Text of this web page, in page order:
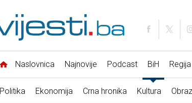
Naslovnica Najnovije Podcast BiH Regija
Politika Ekonomija Crna hronika Kultura